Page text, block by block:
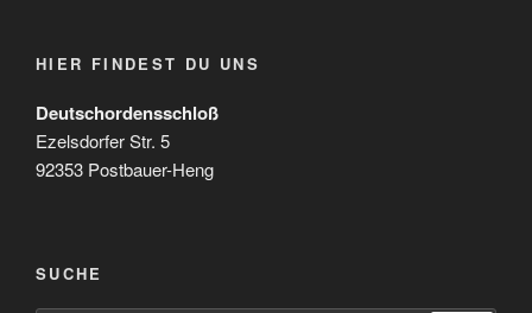
HIER FINDEST DU UNS
Deutschordensschloß
Ezelsdorfer Str. 5
92353 Postbauer-Heng
SUCHE